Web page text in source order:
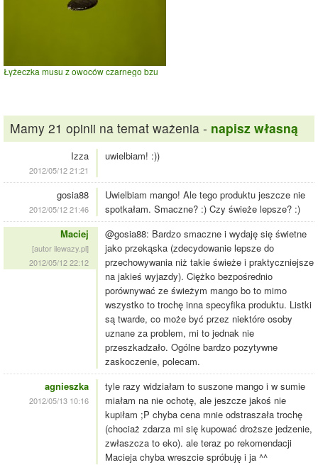
Łyżeczka musu z owoców czarnego bzu
Mamy 21 opinii na temat ważenia - napisz własną
Izza
2012/05/12 21:21
uwielbiam! :))
gosia88
2012/05/12 21:46
Uwielbiam mango! Ale tego produktu jeszcze nie
spotkałam. Smaczne? :) Czy świeże lepsze? :)
Maciej
[autor ilewazy.pl]
2012/05/12 22:12
@gosia88: Bardzo smaczne i wydaję się świetne
jako przekąska (zdecydowanie lepsze do
przechowywania niż takie świeże i praktyczniejsze
na jakieś wyjazdy). Ciężko bezpośrednio
porównywać ze świeżym mango bo to mimo
wszystko to trochę inna specyfika produktu. Listki
są twarde, co może być przez niektóre osoby
uznane za problem, mi to jednak nie
przeszkadzało. Ogólne bardzo pozytywne
zaskoczenie, polecam.
agnieszka
2012/05/13 10:16
tyle razy widziałam to suszone mango i w sumie
miałam na nie ochotę, ale jeszcze jakoś nie
kupiłam ;P chyba cena mnie odstraszała trochę
(chociaż zdarza mi się kupować droższe jedzenie,
zwłaszcza to eko). ale teraz po rekomendacji
Macieja chyba wreszcie spróbuję i ja ^^